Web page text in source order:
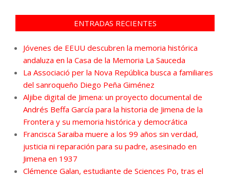
ENTRADAS RECIENTES
Jóvenes de EEUU descubren la memoria histórica
andaluza en la Casa de la Memoria La Sauceda
La Associació per la Nova República busca a familiares
del sanroqueño Diego Peña Giménez
Aljibe digital de Jimena: un proyecto documental de
Andrés Beffa García para la historia de Jimena de la
Frontera y su memoria histórica y democrática
Francisca Saraiba muere a los 99 años sin verdad,
justicia ni reparación para su padre, asesinado en
Jimena en 1937
Clémence Galan, estudiante de Sciences Po, tras el